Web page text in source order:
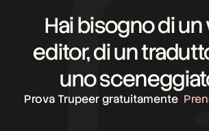
Hai bisogno di
editor, di un
uno
Prova Trupeer gratuitamente